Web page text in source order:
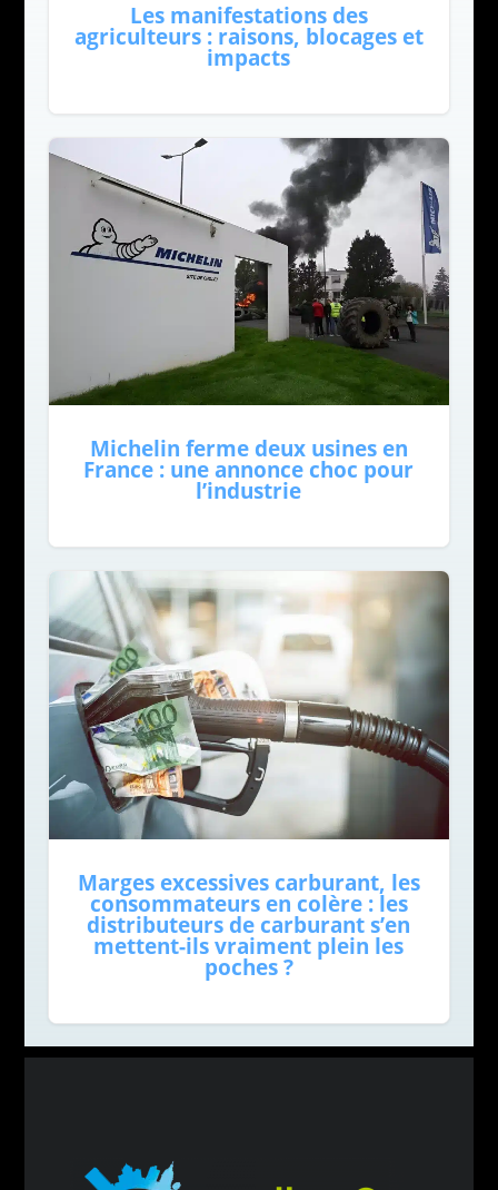
Les manifestations des
agriculteurs : raisons, blocages et
impacts
Michelin ferme deux usines en
France : une annonce choc pour
l’industrie
Marges excessives carburant, les
consommateurs en colère : les
distributeurs de carburant s’en
mettent-ils vraiment plein les
poches ?